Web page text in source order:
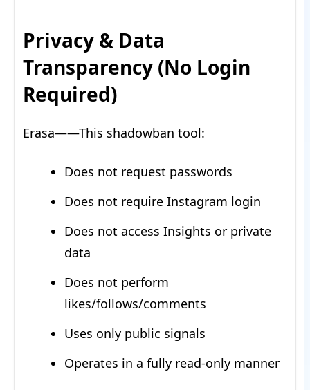
Privacy & Data
Transparency (No Login
Required)
Erasa——This shadowban tool:
Does not request passwords
Does not require Instagram login
Does not access Insights or private
data
Does not perform
likes/follows/comments
Uses only public signals
Operates in a fully read-only manner